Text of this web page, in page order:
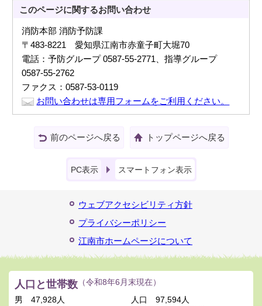
このページに関するお問い合わせ
消防本部 消防予防課
〒483-8221 愛知県江南市赤童子町大堀70
電話：予防グループ 0587-55-2771、指導グループ
0587-55-2762
ファクス：0587-53-0119
お問い合わせは専用フォームをご利用ください。
前のページへ戻る トップページへ戻る
PC表示 スマートフォン表示
ウェブアクセシビリティ方針
プライバシーポリシー
江南市ホームページについて
人口と世帯数 （令和8年6月末現在）
男
47,928人
人口
97,594人